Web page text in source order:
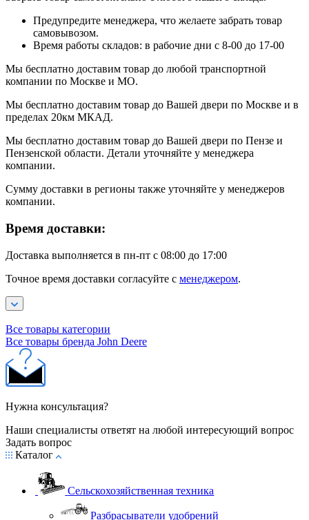
Предупредите менеджера, что желаете забрать товар
самовывозом.
Время работы складов: в рабочие дни с 8-00 до 17-00
Мы бесплатно доставим товар до любой транспортной
компании по Москве и МО.
Мы бесплатно доставим товар до Вашей двери по Москве и в
пределах 20км МКАД.
Мы бесплатно доставим товар до Вашей двери по Пензе и
Пензенской области. Детали уточняйте у менеджера
компании.
Сумму доставки в регионы также уточняйте у менеджеров
компании.
Время доставки:
Доставка выполняется в пн-пт с 08:00 до 17:00
Точное время доставки согласуйте с менеджером.
Все товары категории
Все товары бренда John Deere
Нужна консультация?
Наши специалисты ответят на любой интересующий вопрос
Задать вопрос
Каталог
Сельскохозяйственная техника
Разбрасыватели удобрений